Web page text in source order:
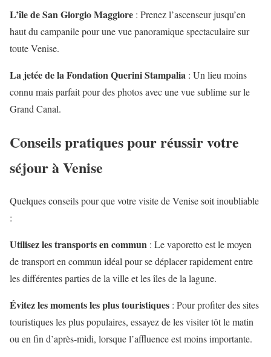
L’île de San Giorgio Maggiore : Prenez l’ascenseur jusqu’en
haut du campanile pour une vue panoramique spectaculaire sur
toute Venise.
La jetée de la Fondation Querini Stampalia : Un lieu moins
connu mais parfait pour des photos avec une vue sublime sur le
Grand Canal.
Conseils pratiques pour réussir votre
séjour à Venise
Quelques conseils pour que votre visite de Venise soit inoubliable
:
Utilisez les transports en commun : Le vaporetto est le moyen
de transport en commun idéal pour se déplacer rapidement entre
les différentes parties de la ville et les îles de la lagune.
Évitez les moments les plus touristiques : Pour profiter des sites
touristiques les plus populaires, essayez de les visiter tôt le matin
ou en fin d’après-midi, lorsque l’affluence est moins importante.